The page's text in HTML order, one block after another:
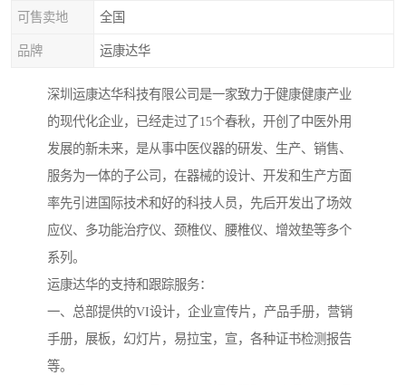
可售卖地 全国
品牌 运康达华
深圳运康达华科技有限公司是一家致力于健康健康产业
的现代化企业，已经走过了15个春秋，开创了中医外用
发展的新未来，是从事中医仪器的研发、生产、销售、
服务为一体的子公司，在器械的设计、开发和生产方面
率先引进国际技术和好的科技人员，先后开发出了场效
应仪、多功能治疗仪、颈椎仪、腰椎仪、增效垫等多个
系列。
运康达华的支持和跟踪服务：
一、总部提供的VI设计，企业宣传片，产品手册，营销
手册，展板，幻灯片，易拉宝，宣，各种证书检测报告
等。